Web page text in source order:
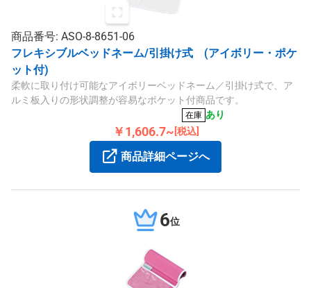
商品番号: ASO-8-8651-06
フレキシブルベッドネーム/引掛け式 (アイボリー・ポケ
ット付)
柔軟に取り付け可能なアイボリーベッドネーム／引掛け式で、ア
ルミ板入りの形状調整が容易なポケット付商品です。
在庫 あり
￥1,606.7~ [税込]
商品詳細ページへ
6位